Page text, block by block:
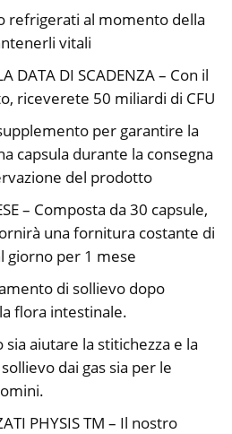
refrigerati al momento della
vitali
DATA DI SCADENZA – Con il
riceverete 50 miliardi di CFU
per garantire la
capsula durante la consegna
del prodotto
– Composta da 30 capsule,
una fornitura costante di
giorno per 1 mese
di sollievo dopo
flora intestinale.
sia aiutare la stitichezza e la
dai gas sia per le
PHYSIS TM – Il nostro